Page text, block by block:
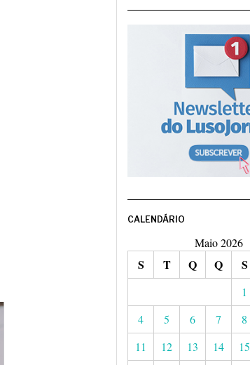
CALENDÁRIO
Maio 2026
S T Q Q S
1
4
5 6 7 8
11
12 13 14 15